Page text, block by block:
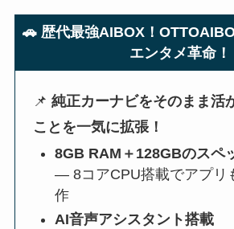
🚗 歴代最強AIBOX！
エンタメ革命！
📌純正カーナビをそのまま活
ことを一気に拡張！
8GB RAM＋128GBのスペ
— 8コアCPU搭載でアプリ
作
AI音声アシスタント搭載